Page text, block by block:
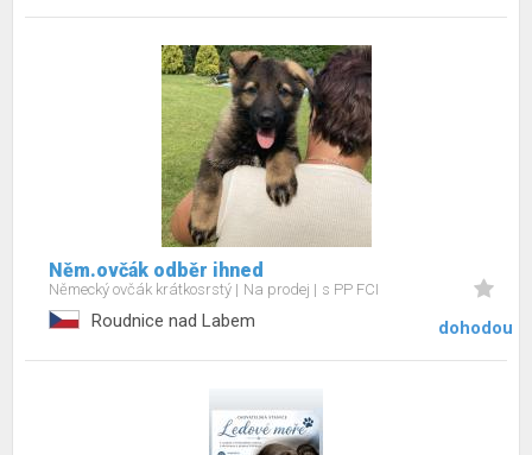
Něm.ovčák odběr ihned
Německý ovčák krátkosrstý Na prodej s PP FCI
Roudnice nad Labem dohodou